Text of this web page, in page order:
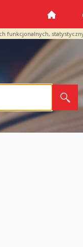
funkcjonalnych,